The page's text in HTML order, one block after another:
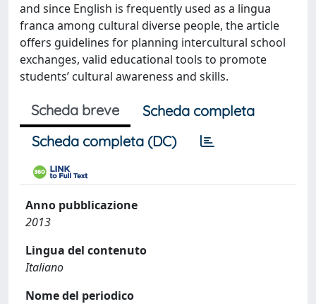
and since English is frequently used as a lingua
franca among cultural diverse people, the article
offers guidelines for planning intercultural school
exchanges, valid educational tools to promote
students’ cultural awareness and skills.
Scheda breve
Scheda completa
Scheda completa (DC)
Anno pubblicazione
2013
Lingua del contenuto
Italiano
Nome del periodico